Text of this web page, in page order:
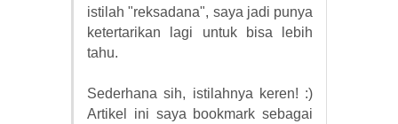
istilah "reksadana", saya jadi punya
ketertarikan lagi untuk bisa lebih
tahu.
Sederhana sih, istilahnya keren! :)
Artikel ini saya bookmark sebagai